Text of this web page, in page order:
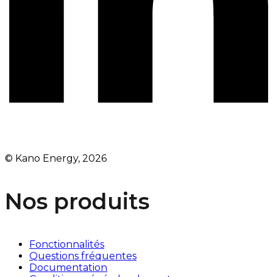
© Kano Energy, 2026
Nos produits
Fonctionnalités
Questions fréquentes
Documentation